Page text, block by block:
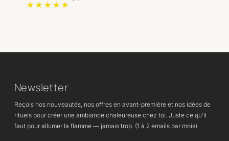
Newsletter
Reçois nos nouveautés, nos offres en avant-première et nos idées de
rituels pour créer une ambiance chaleureuse chez toi. Juste ce qu’il
faut pour allumer la flamme — jamais trop. (1 à 2 emails par mois)